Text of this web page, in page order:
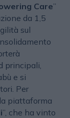
Care”
da 1,5
sul
principali,
e si
Per
piattaforma
”, che ha vinto